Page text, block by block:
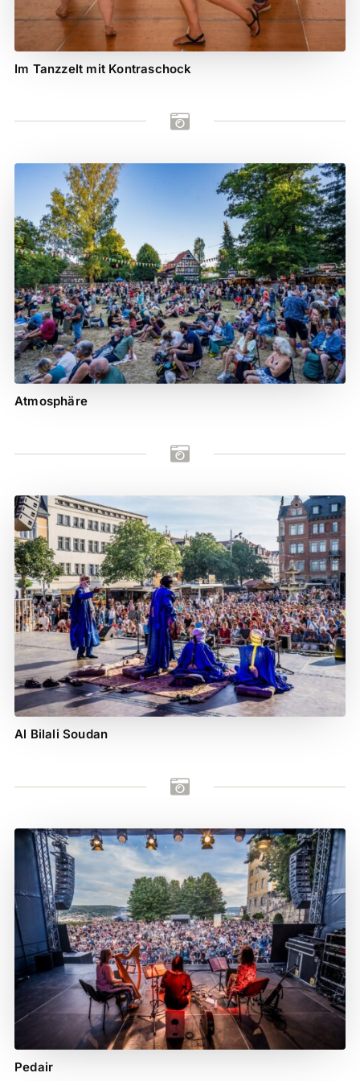
Im Tanzzelt mit Kontraschock

Atmosphäre

Al Bilali Soudan

Pedair